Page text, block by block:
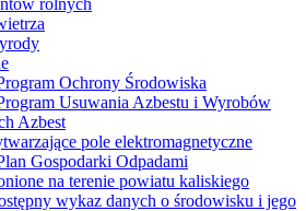
rolnych
Ochrony Środowiska
Usuwania Azbestu i Wyrobów
Azbest
pole elektromagnetyczne
Gospodarki Odpadami
na terenie powiatu kaliskiego
wykaz danych o środowisku i jego